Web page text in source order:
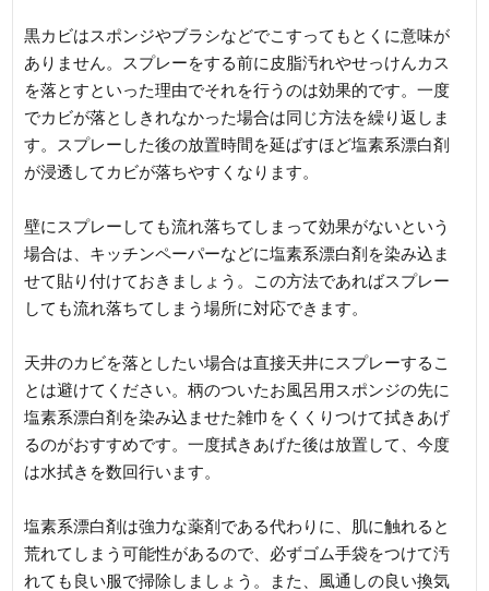
黒カビはスポンジやブラシなどでこすってもとくに意味が
ありません。スプレーをする前に皮脂汚れやせっけんカス
を落とすといった理由でそれを行うのは効果的です。一度
でカビが落としきれなかった場合は同じ方法を繰り返しま
す。スプレーした後の放置時間を延ばすほど塩素系漂白剤
が浸透してカビが落ちやすくなります。
壁にスプレーしても流れ落ちてしまって効果がないという
場合は、キッチンペーパーなどに塩素系漂白剤を染み込ま
せて貼り付けておきましょう。この方法であればスプレー
しても流れ落ちてしまう場所に対応できます。
天井のカビを落としたい場合は直接天井にスプレーするこ
とは避けてください。柄のついたお風呂用スポンジの先に
塩素系漂白剤を染み込ませた雑巾をくくりつけて拭きあげ
るのがおすすめです。一度拭きあげた後は放置して、今度
は水拭きを数回行います。
塩素系漂白剤は強力な薬剤である代わりに、肌に触れると
荒れてしまう可能性があるので、必ずゴム手袋をつけて汚
れても良い服で掃除しましょう。また、風通しの良い換気